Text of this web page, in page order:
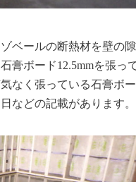
ベールの断熱材を壁の
膏ボード12.5mmを張っ
なく張っている石膏ボ
などの記載があります。